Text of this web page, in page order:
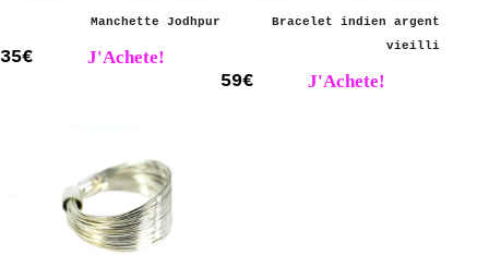
Manchette Jodhpur
35€ J'Achete!
Bracelet indien argent
vieilli
59€ J'Achete!